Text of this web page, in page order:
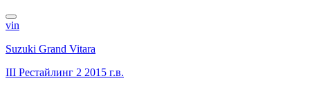
vin
Suzuki Grand Vitara
III Рестайлинг 2 2015 г.в.